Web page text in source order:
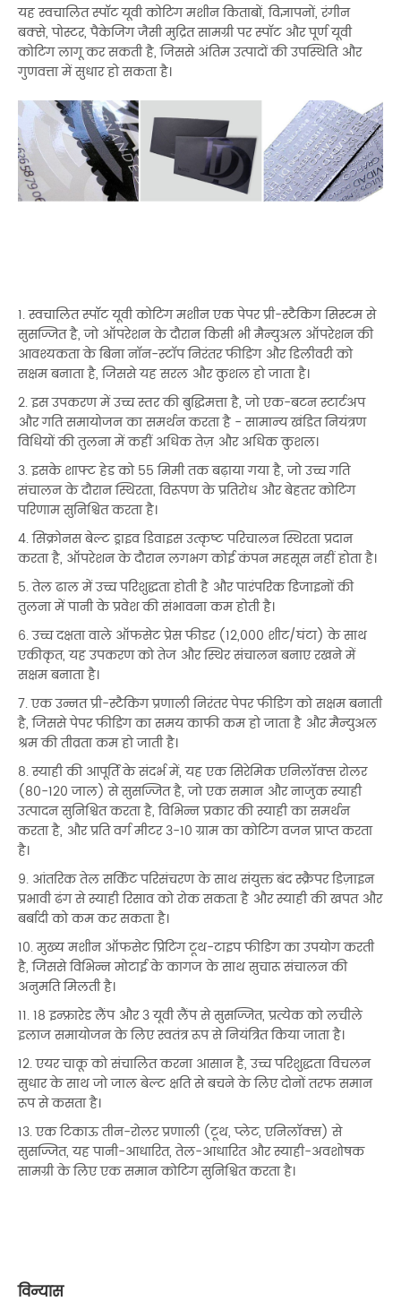
यह स्वचालित स्पॉट यूवी कोटिंग मशीन किताबों, विज्ञापनों, रंगीन
बक्से, पोस्टर, पैकेजिंग जैसी मुद्रित सामग्री पर स्पॉट और पूर्ण यूवी
कोटिंग लागू कर सकती है, जिससे अंतिम उत्पादों की उपस्थिति और
गुणवत्ता में सुधार हो सकता है।
1. स्वचालित स्पॉट यूवी कोटिंग मशीन एक पेपर प्री-स्टैकिंग सिस्टम से
सुसज्जित है, जो ऑपरेशन के दौरान किसी भी मैन्युअल ऑपरेशन की
आवश्यकता के बिना नॉन-स्टॉप निरंतर फीडिंग और डिलीवरी को
सक्षम बनाता है, जिससे यह सरल और कुशल हो जाता है।
2. इस उपकरण में उच्च स्तर की बुद्धिमत्ता है, जो एक-बटन स्टार्टअप
और गति समायोजन का समर्थन करता है - सामान्य खंडित नियंत्रण
विधियों की तुलना में कहीं अधिक तेज़ और अधिक कुशल।
3. इसके शाफ्ट हेड को 55 मिमी तक बढ़ाया गया है, जो उच्च गति
संचालन के दौरान स्थिरता, विरूपण के प्रतिरोध और बेहतर कोटिंग
परिणाम सुनिश्चित करता है।
4. सिंक्रोनस बेल्ट ड्राइव डिवाइस उत्कृष्ट परिचालन स्थिरता प्रदान
करता है, ऑपरेशन के दौरान लगभग कोई कंपन महसूस नहीं होता है।
5. तेल ढाल में उच्च परिशुद्धता होती है और पारंपरिक डिजाइनों की
तुलना में पानी के प्रवेश की संभावना कम होती है।
6. उच्च दक्षता वाले ऑफसेट प्रेस फीडर (12,000 शीट/घंटा) के साथ
एकीकृत, यह उपकरण को तेज और स्थिर संचालन बनाए रखने में
सक्षम बनाता है।
7. एक उन्नत प्री-स्टैकिंग प्रणाली निरंतर पेपर फीडिंग को सक्षम बनाती
है, जिससे पेपर फीडिंग का समय काफी कम हो जाता है और मैन्युअल
श्रम की तीव्रता कम हो जाती है।
8. स्याही की आपूर्ति के संदर्भ में, यह एक सिरेमिक एनिलॉक्स रोलर
(80-120 जाल) से सुसज्जित है, जो एक समान और नाजुक स्याही
उत्पादन सुनिश्चित करता है, विभिन्न प्रकार की स्याही का समर्थन
करता है, और प्रति वर्ग मीटर 3-10 ग्राम का कोटिंग वजन प्राप्त करता
है।
9. आंतरिक तेल सर्किट परिसंचरण के साथ संयुक्त बंद स्क्रैपर डिज़ाइन
प्रभावी ढंग से स्याही रिसाव को रोक सकता है और स्याही की खपत और
बर्बादी को कम कर सकता है।
10. मुख्य मशीन ऑफसेट प्रिंटिंग टूथ-टाइप फीडिंग का उपयोग करती
है, जिससे विभिन्न मोटाई के कागज के साथ सुचारू संचालन की
अनुमति मिलती है।
11. 18 इन्फ्रारेड लैंप और 3 यूवी लैंप से सुसज्जित, प्रत्येक को लचीले
इलाज समायोजन के लिए स्वतंत्र रूप से नियंत्रित किया जाता है।
12. एयर चाकू को संचालित करना आसान है, उच्च परिशुद्धता विचलन
सुधार के साथ जो जाल बेल्ट क्षति से बचने के लिए दोनों तरफ समान
रूप से कसता है।
13. एक टिकाऊ तीन-रोलर प्रणाली (टूथ, प्लेट, एनिलॉक्स) से
सुसज्जित, यह पानी-आधारित, तेल-आधारित और स्याही-अवशोषक
सामग्री के लिए एक समान कोटिंग सुनिश्चित करता है।
विन्यास